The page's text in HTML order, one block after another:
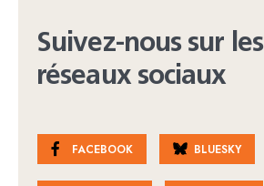
Suivez-nous sur les
réseaux sociaux
FACEBOOK BLUESKY